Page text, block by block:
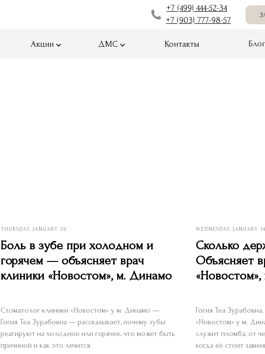
+7 (903) 777-98-57
+7 (499) 444-52-34
Акции ДМС Блог
Контакты
THURSDAY, JANUARY 29
Боль в зубе при холодном и
горячем — объясняет врач
клиники «Новостом», м. Динамо
Стоматолог клиники «Новостом» у м. Динамо —
Гогия Теа Зурабовна — рассказывает, почему зубы
реагируют на холодное или горячее, что может быть
причиной и как это лечится.
WEDNESDAY, JANUARY 14
Сколько
Объясняет
Гогия Теа
«Новостом» у м.
служит пломба, от
когда её стоит